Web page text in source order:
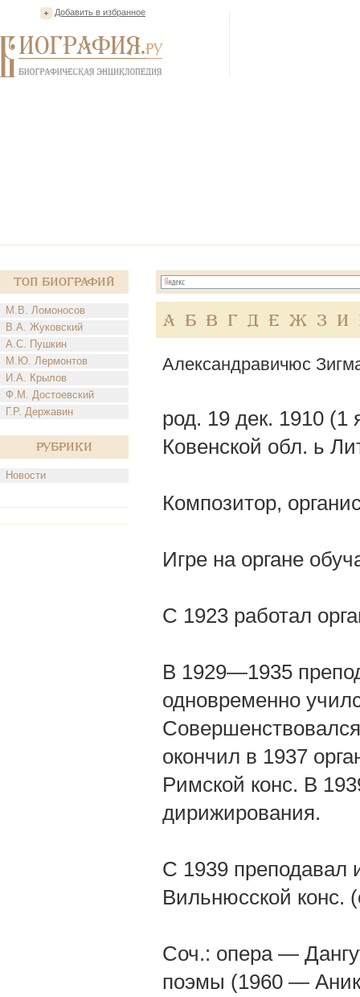
Добавить в избранное
Топ Биографий
М.В. Ломоносов
В.А. Жуковский
А.С. Пушкин
М.Ю. Лермонтов
И.А. Крылов
Ф.М. Достоевский
Г.Р. Державин
Рубрики
Новости
А Б В Г Д Е Ж З И
Александравичюс
род. 19 дек. 1910 (1
Ковенской обл. ь
Композитор,
Игре на органе
С 1923 работал
В 1929—1935
одновременно
окончил в 1937
Римской конс. В
дирижирования.
С 1939 преподавал
Вильнюсской конс.
Соч.: опера —
поэмы (1960 —